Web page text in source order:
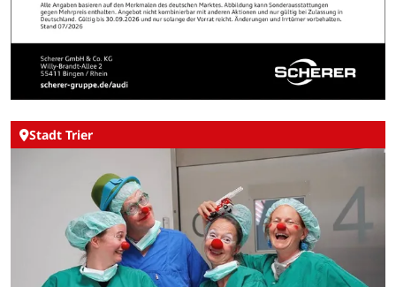
Stadt Trier